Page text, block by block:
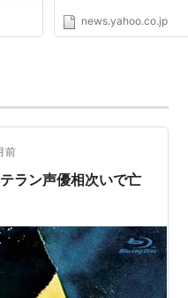
news.yahoo.co.jp
前
ラン声優相次いで亡